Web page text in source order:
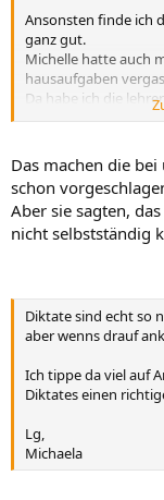
Ansonsten finde ich
ganz gut.
Michelle hatte auch
hausaufgaben
Da habe ich die
unterschreibt, das
So klappte das ganz
Das machen die
schon
Aber sie sagten,
nicht selbstständig
Diktate sind echt so
aber wenns drauf
Ich tippe da viel auf
Diktates einen
Lg,
Michaela